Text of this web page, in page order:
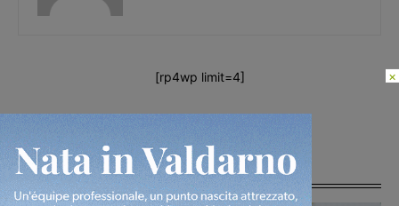
Articoli correlati
[rp4wp limit=4] ×